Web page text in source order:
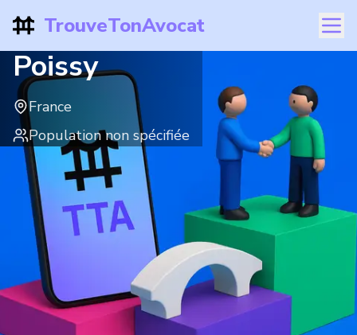
TrouveTonAvocat
Poissy
France
Population non spécifiée